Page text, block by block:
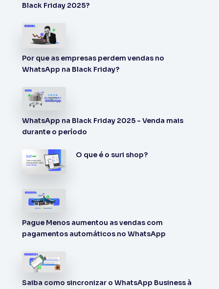
Black Friday 2025?
Por que as empresas perdem vendas no
WhatsApp na Black Friday?
WhatsApp na Black Friday 2025 - Venda mais
durante o período
O que é o suri shop?
Pague Menos aumentou as vendas com
pagamentos automáticos no WhatsApp
Saiba como sincronizar o WhatsApp Business à